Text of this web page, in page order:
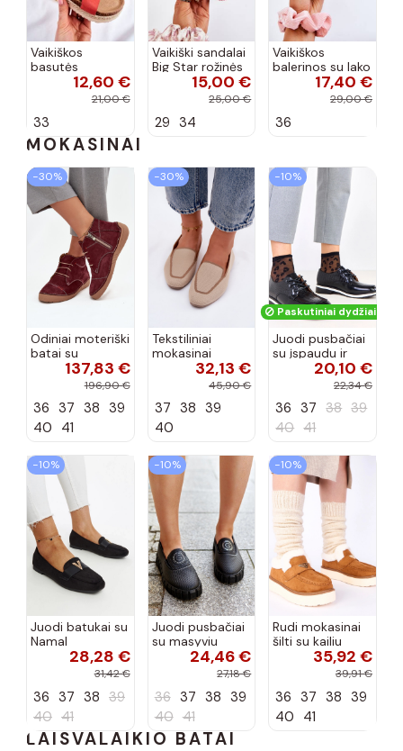
Vaikiškos
basutės
koralinės12,60 €
21,00 €
33
Vaikiški sandalai
Big Star rožinės
spalvos15,00 €
25,00 €
29 34
Vaikiškos
balerinos su lako
efektu ir
kaspinais baltos
17,40 €
29,00 €
36
MOKASINAI
−30%
Odiniai moteriški
batai su
siūlėmis, pilies
tipo, Artiker
spalvos
137,83 €
196,90 €
36 37 38 39
40 41
−30%
Tekstiliniai
mokasinai
smėlio spalvos
32,13 €
45,90 €
37 38 39
40
−10%
Paskutiniai dydžiai!
Juodi pusbačiai
su įspaudu ir
kvadratiniu
priekiu Kerawa
20,10 €
22,34 €
36 37 38 39
40 41
−10%
Juodi batukai su
Namal
dekoracija28,28 €
31,42 €
36 37 38 39
40 41
−10%
Juodi pusbačiai
su masyviu
padu Teska24,46 €
27,18 €
36 37 38 39
40 41
−10%
Rudi mokasinai
šilti su kailiu
35,92 €
39,91 €
36 37 38 39
40 41
LAISVALAIKIO BATAI